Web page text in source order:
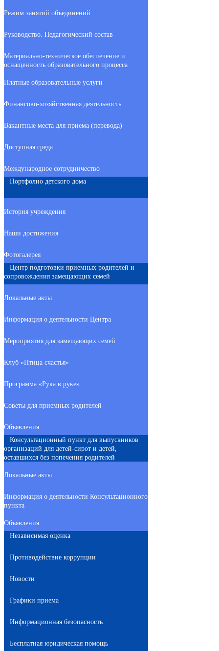
Режим занятий объединений
Руководство. Педагогический состав
Материально-техническое обеспечение и
оснащенность образовательного процесса
Платные образовательные услуги
Финансово-хозяйственная деятельность
Вакантные места для приема (перевода)
Доступная среда
Международное сотрудничество
Портфолио детского дома
История учреждения
Наши достижения
Фотогалерея
Центр подготовки приемных родителей и
сопровождения замещающих семей
Локальные акты
Информация о деятельности Центра
Мероприятия для замещающих семей
Клуб «Птица счастья»
Программа «Рука в руке»
Советы для приемных родителей
Объявления
Консультационный пункт для выпускников
организаций для детей-сирот и детей,
оставшихся без попечения родителей
Локальные акты
Информация о деятельности Консультационного
пункта
Объявления
Независимая оценка
Противодействие коррупции
Новости
Графики приема
Информационная безопасность
Бесплатная юридическая помощь